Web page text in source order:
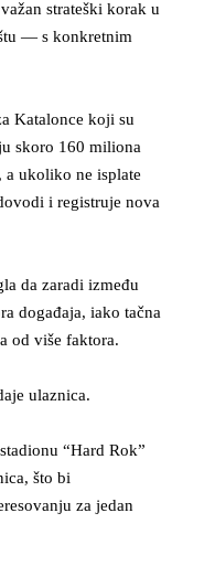
strateški korak u
— s konkretnim
Katalonce koji su
skoro 160 miliona
a ukoliko ne isplate
i registruje nova
da zaradi između
događaja, iako tačna
od više faktora.
ulaznica.
“Hard Rok”
što bi
za jedan